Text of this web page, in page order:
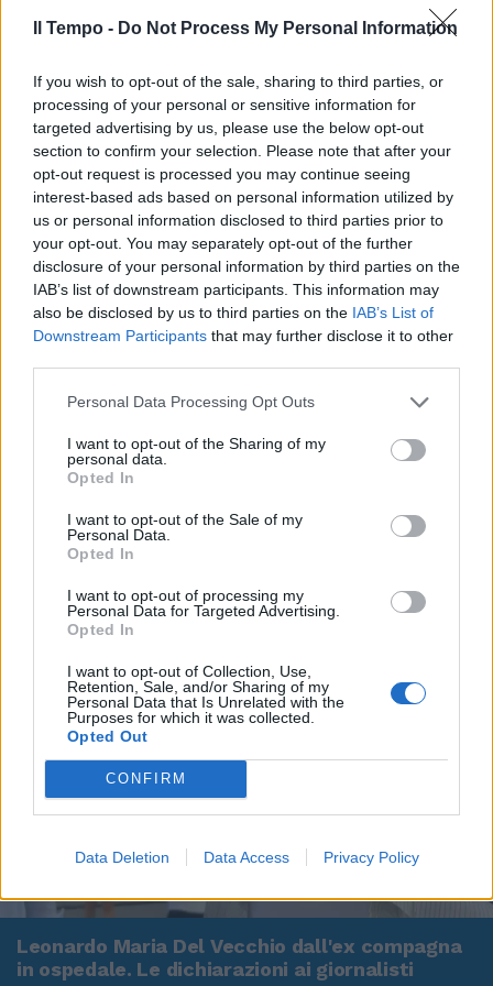
Il Tempo - Do Not Process My Personal Information
If you wish to opt-out of the sale, sharing to third parties, or
processing of your personal or sensitive information for
targeted advertising by us, please use the below opt-out
section to confirm your selection. Please note that after your
opt-out request is processed you may continue seeing
interest-based ads based on personal information utilized by
us or personal information disclosed to third parties prior to
your opt-out. You may separately opt-out of the further
disclosure of your personal information by third parties on the
IAB’s list of downstream participants. This information may
also be disclosed by us to third parties on the IAB’s List of
Downstream Participants that may further disclose it to other
Personal Data Processing Opt Outs
I want to opt-out of the Sharing of my
personal data.
Opted In
I want to opt-out of the Sale of my
Personal Data.
Opted In
I want to opt-out of processing my
Personal Data for Targeted Advertising.
Opted In
I want to opt-out of Collection, Use,
Retention, Sale, and/or Sharing of my
Personal Data that Is Unrelated with the
Purposes for which it was collected.
Opted Out
CONFIRM
Data Deletion Data Access Privacy Policy
Leonardo Maria Del Vecchio dall'ex compagna
in ospedale. Le dichiarazioni ai giornalisti